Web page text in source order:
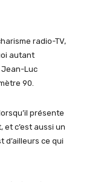
radio-TV,
autant
Jean-Luc
90.
présente
c’est aussi un
d’ailleurs ce qui